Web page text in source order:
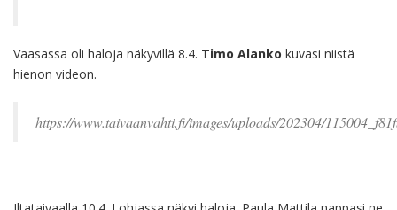
Vaasassa oli haloja näkyvillä 8.4. Timo Alanko kuvasi niistä
hienon videon.
https://www.taivaanvahti.fi/images/uploads/202304/